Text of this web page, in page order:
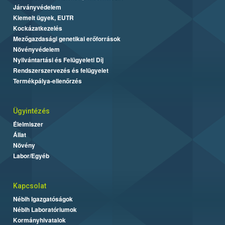
Járványvédelem
Kiemelt ügyek, EUTR
Kockázatkezelés
Mezőgazdasági genetikai erőforrások
Növényvédelem
Nyilvántartási és Felügyeleti Díj
Rendszerszervezés és felügyelet
Termékpálya-ellenőrzés
Ügyintézés
Élelmiszer
Állat
Növény
Labor/Egyéb
Kapcsolat
Nébih Igazgatóságok
Nébih Laboratóriumok
Kormányhivatalok